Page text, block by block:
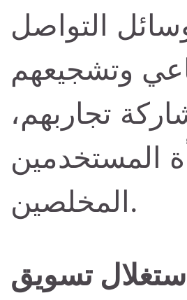
التواصل
وتشجيعهم
تجاربهم،
المستخدمين
المخلصين.
تسويق